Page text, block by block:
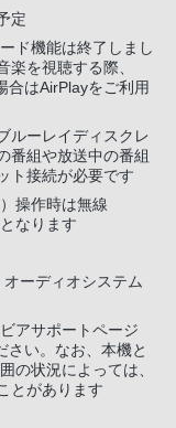
定
ド機能は終了しまし
を視聴する際、
合はAirPlayをご利用
ルーレイディスクレ
番組や放送中の番組
ト接続が必要です
操作時は無線
なります
ーディオシステム
アサポートページ
い。なお、本機と
の状況によっては、
とがあります